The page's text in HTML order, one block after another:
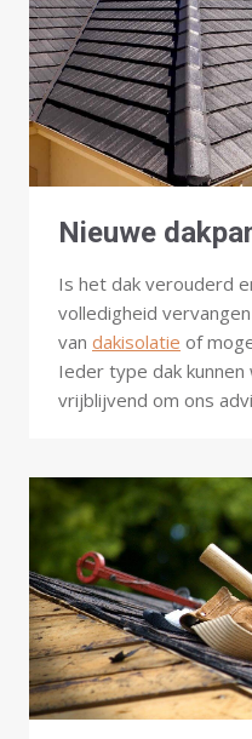
Nieuwe
Is het dak verouderd
volledigheid
van dakisolatie of
Ieder type dak kunnen
vrijblijvend om ons